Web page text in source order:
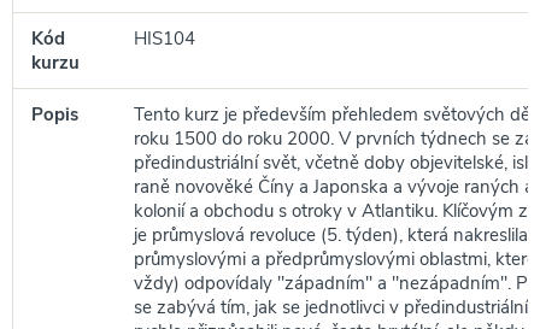
Kód
kurzu
HIS104
Popis
Tento kurz je především přehledem světových
roku 1500 do roku 2000. V prvních týdnech se
předindustriální svět, včetně doby objevitelské,
raně novověké Číny a Japonska a vývoje raných
kolonií a obchodu s otroky v Atlantiku. Klíčovým
je průmyslová revoluce (5. týden), která nakreslila
průmyslovými a předprůmyslovými oblastmi,
vždy) odpovídaly "západním" a "nezápadním".
se zabývá tím, jak se jednotlivci v